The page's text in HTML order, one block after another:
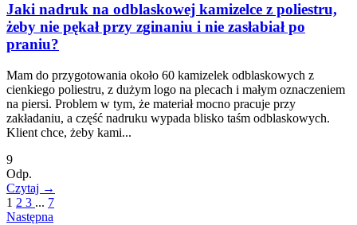
Jaki nadruk na odblaskowej kamizelce z poliestru,
żeby nie pękał przy zginaniu i nie zasłabiał po
praniu?
Mam do przygotowania około 60 kamizelek odblaskowych z
cienkiego poliestru, z dużym logo na plecach i małym oznaczeniem
na piersi. Problem w tym, że materiał mocno pracuje przy
zakładaniu, a część nadruku wypada blisko taśm odblaskowych.
Klient chce, żeby kami...
9
Odp.
Czytaj →
1 2 3 ... 7
Następna